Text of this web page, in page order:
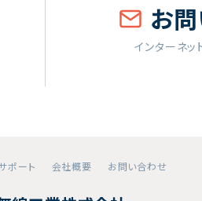
お
インターネ
ポート 会社概要 お問い合わせ